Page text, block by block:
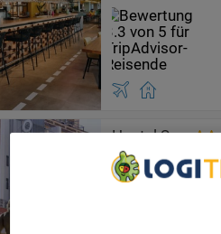
Hostal Sans
Barcelona